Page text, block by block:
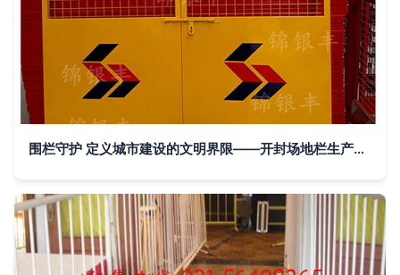
围栏守护 定义城市建设的文明界限——开封场地栏生产商拓展新乡建筑工地护栏网合作纪实